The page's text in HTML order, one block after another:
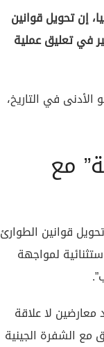
إن تحويل قوانين
له تأثير كبير في تعليق عملية
في التاريخ،
مع
قوانين الطوارئ
استثنائية لمواجهة
معارضين لا علاقة
مع الشفرة الجينية